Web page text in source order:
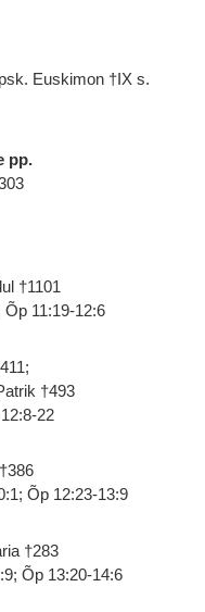
Euskimon †IX s.
pp.
†1101
11:19-12:6
†493
22
Õp 12:23-13:9
†283
Õp 13:20-14:6